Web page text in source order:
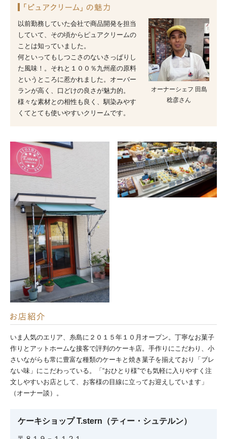
オーナーシェフ 田島
稔彦さん
以前勤務していた会社で商品開発を担当
していて、その頃からピュアクリームの
ことは知っていました。
何といってもしつこさのないさっぱりし
た風味！。それと１００％九州産の原料
というところに惹かれました。オーバー
ランが高く、口どけの良さが魅力的。
様々な素材との相性も良く、馴染みやす
くてとても使いやすいクリームです。
いま人気のエリア、糸島に２０１５年１０月オープン。丁寧なお菓子
作りとアットホームな接客で評判のケーキ店。手作りにこだわり、小
さいながらも常に豊富な種類のケーキと焼き菓子を揃えており「ブレ
ない味」にこだわっている。「“おひとり様”でも気軽に入りやすく注
文しやすいお店として、お客様の目線に立ってお迎えしています」
（オーナー談）。
ケーキショップ T.stern（ティー・シュテルン）